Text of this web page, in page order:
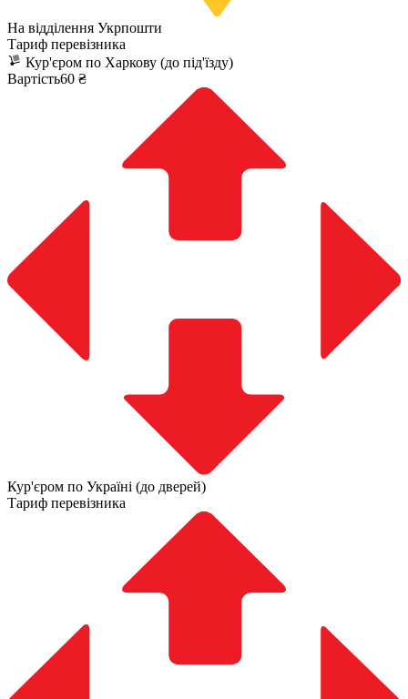
На відділення Укрпошти
Тариф перевізника
Кур'єром по Харкову (до під'їзду)
Вартість60 ₴
Кур'єром по Україні (до дверей)
Тариф перевізника